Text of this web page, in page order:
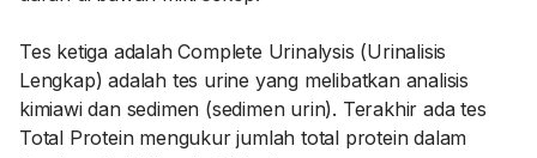
Tes ketiga adalah Complete Urinalysis (Urinalisis
Lengkap) adalah tes urine yang melibatkan analisis
kimiawi dan sedimen (sedimen urin). Terakhir ada tes
Total Protein mengukur jumlah total protein dalam